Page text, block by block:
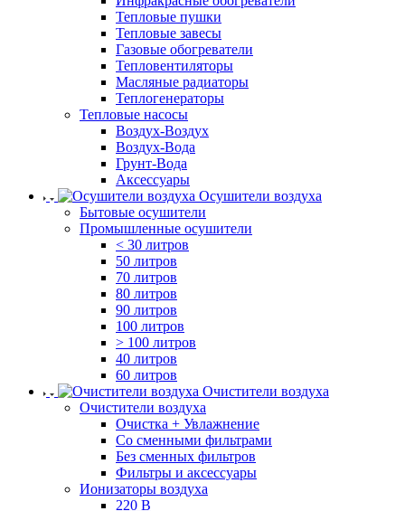
Тепловые пушки
Тепловые завесы
Газовые обогреватели
Тепловентиляторы
Масляные радиаторы
Теплогенераторы
Тепловые насосы
Воздух-Воздух
Воздух-Вода
Грунт-Вода
Аксессуары
Осушители воздуха
Бытовые осушители
Промышленные осушители
< 30 литров
50 литров
70 литров
80 литров
90 литров
100 литров
> 100 литров
40 литров
60 литров
Очистители воздуха
Очистители воздуха
Очистка + Увлажнение
Cо сменными фильтрами
Без сменных фильтров
Фильтры и аксессуары
Ионизаторы воздуха
220 В